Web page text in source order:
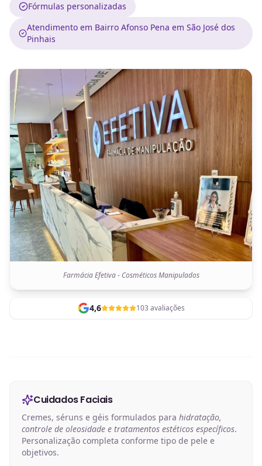
Fórmulas personalizadas
Atendimento em Bairro Afonso Pena em São José dos
Pinhais
Farmácia Efetiva - Cosméticos Manipulados
4,6 103 avaliações
Cuidados Faciais
Cremes, séruns e géis formulados para hidratação,
controle de oleosidade e tratamentos estéticos específicos.
Personalização completa conforme tipo de pele e
objetivos.